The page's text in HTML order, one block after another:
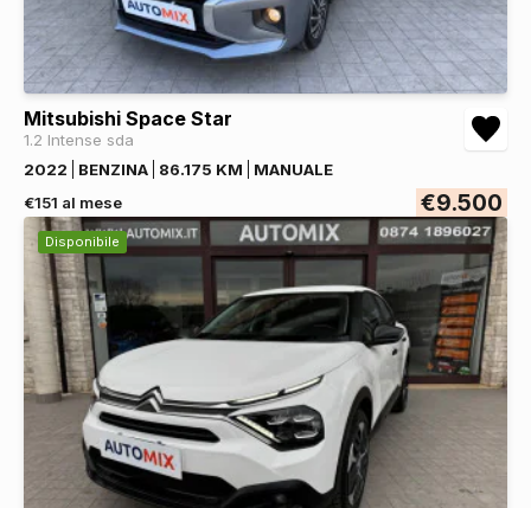
Mitsubishi Space Star
1.2 Intense sda
2022
BENZINA 86.175 KM
MANUALE
€151 al mese
€9.500
Disponibile